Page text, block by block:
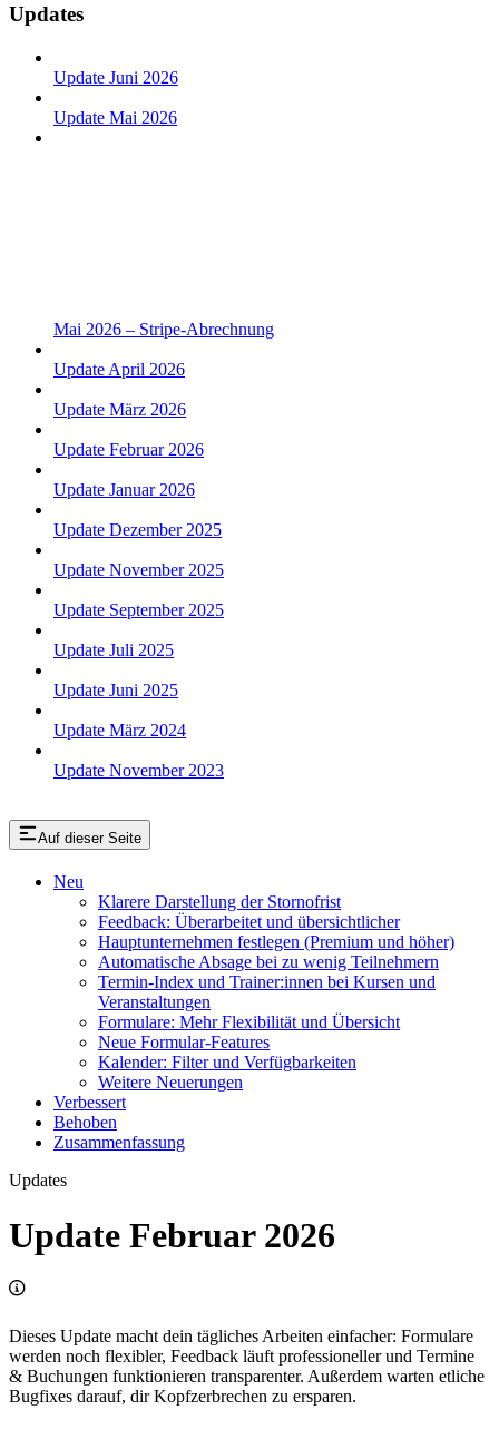
Updates
Update Juni 2026
Update Mai 2026
Mai 2026 – Stripe-Abrechnung
Update April 2026
Update März 2026
Update Februar 2026
Update Januar 2026
Update Dezember 2025
Update November 2025
Update September 2025
Update Juli 2025
Update Juni 2025
Update März 2024
Update November 2023
Auf dieser Seite
Neu
Klarere Darstellung der Stornofrist
Feedback: Überarbeitet und übersichtlicher
Hauptunternehmen festlegen (Premium und höher)
Automatische Absage bei zu wenig Teilnehmern
Termin-Index und Trainer:innen bei Kursen und
Veranstaltungen
Formulare: Mehr Flexibilität und Übersicht
Neue Formular-Features
Kalender: Filter und Verfügbarkeiten
Weitere Neuerungen
Verbessert
Behoben
Zusammenfassung
Updates
Update Februar 2026
Dieses Update macht dein tägliches Arbeiten einfacher: Formulare
werden noch flexibler, Feedback läuft professioneller und Termine
& Buchungen funktionieren transparenter. Außerdem warten etliche
Bugfixes darauf, dir Kopfzerbrechen zu ersparen.